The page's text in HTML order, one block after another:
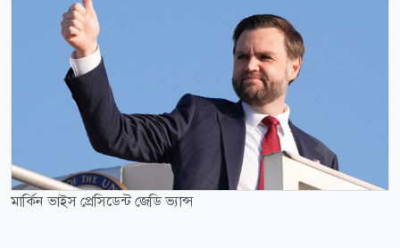
মার্কিন ভাইস প্রেসিডেন্ট জেডি ভ্যান্স